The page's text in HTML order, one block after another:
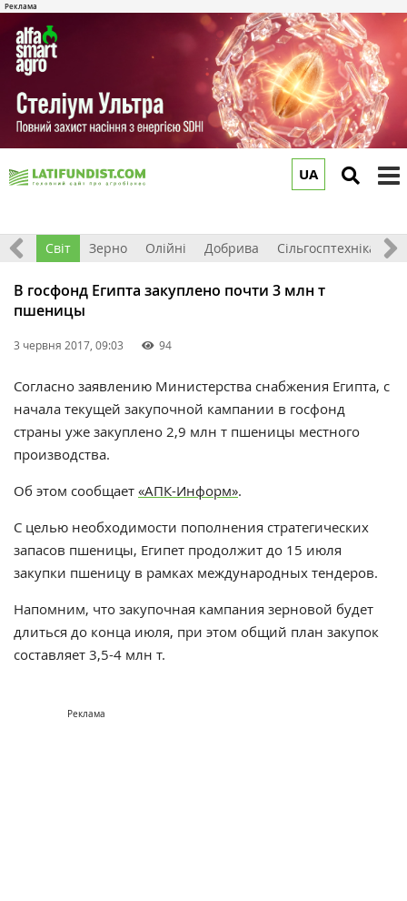
UA
Світ Зерно Олійні Добрива Сільгосптехніка
В госфонд Египта закуплено почти 3 млн т
пшеницы
3 червня 2017, 09:03 94
Согласно заявлению Министерства снабжения Египта, с
начала текущей закупочной кампании в госфонд
страны уже закуплено 2,9 млн т пшеницы местного
производства.
Об этом сообщает «АПК-Информ».
С целью необходимости пополнения стратегических
запасов пшеницы, Египет продолжит до 15 июля
закупки пшеницу в рамках международных тендеров.
Напомним, что закупочная кампания зерновой будет
длиться до конца июля, при этом общий план закупок
составляет 3,5-4 млн т.
Реклама